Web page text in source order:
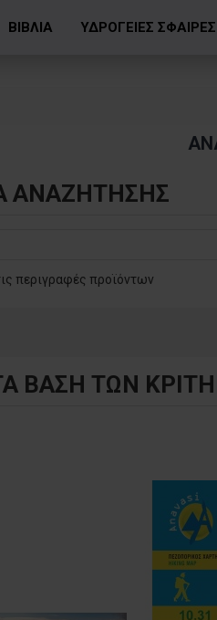
ΒΙΒΛΙΑ ΥΔΡΟΓΕΙΕΣ ΣΦΑΙΡΕΣ
ΑΝΑΖΉΤΗΣΗΣ
περιγραφές προϊόντων
ΒΆΣΗ ΤΩΝ